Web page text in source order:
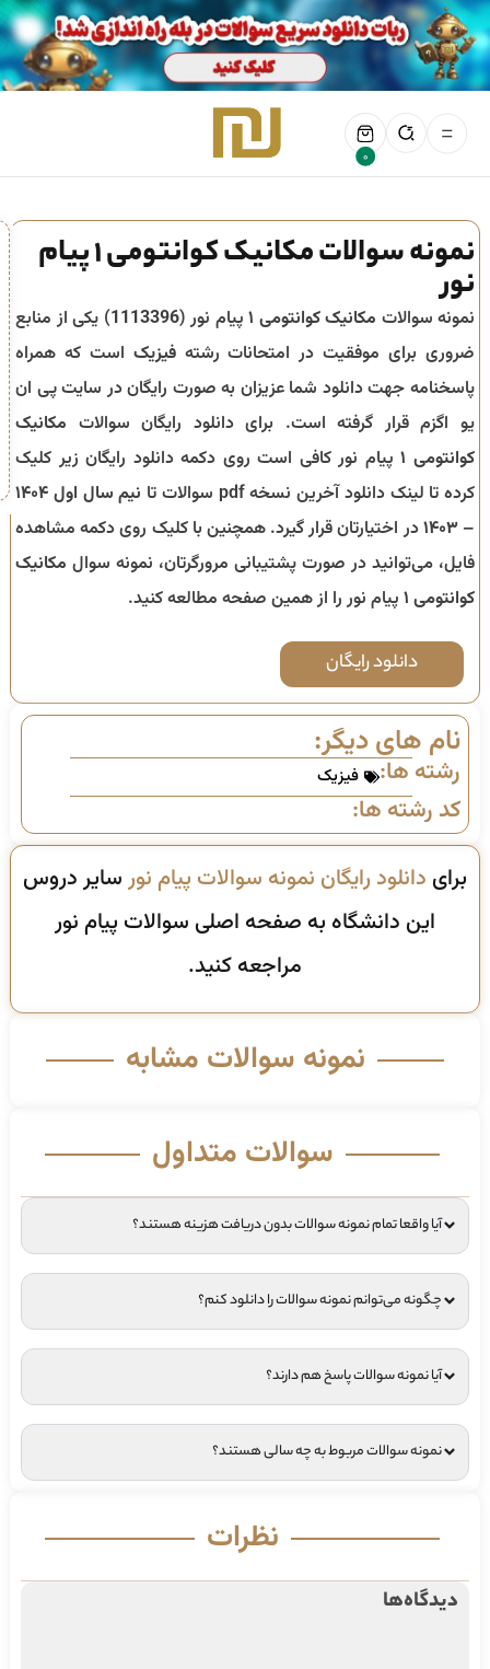
0
نمونه سوالات مکانیک کوانتومی 1 پیام
نور
نمونه سوالات مکانیک کوانتومی ۱ پیام نور (1113396) یکی از منابع
ضروری برای موفقیت در امتحانات رشتهفیزیک است که همراه
پاسخنامه جهت دانلود شما عزیزان به صورت رایگان در سایت پی ان
یو اگزم قرار گرفته است. برای دانلود رایگان سوالات مکانیک
کوانتومی ۱
پیام نور کافی است روی دکمه دانلود رایگان زیر کلیک
کرده تا لینک دانلود آخرین نسخه pdf سوالات تا
نیم سال اول ۱۴۰۴
– ۱۴۰۳
در اختیارتان قرار گیرد. همچنین با کلیک روی دکمه مشاهده
فایل، می‌توانید در صورت پشتیبانی مرورگرتان، نمونه سوال مکانیک
کوانتومی ۱ پیام نور را از همین صفحه مطالعه کنید.
دانلود رایگان
نام های دیگر:
رشته ها: فیزیک
کد رشته ها:
برای دانلود رایگان نمونه سوالات پیام نورسایر دروس
این دانشگاه به صفحه اصلی سوالات پیام نور
مراجعه کنید.
نمونه سوالات مشابه
سوالات متداول
آیا واقعا تمام نمونه سوالات بدون دریافت هزینه هستند؟
چگونه می‌توانم نمونه سوالات را دانلود کنم؟
آیا نمونه سوالات پاسخ هم دارند؟
نمونه سوالات مربوط به چه سالی هستند؟
نظرات
دیدگاه‌ها